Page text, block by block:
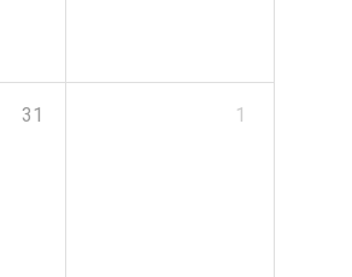
31 1